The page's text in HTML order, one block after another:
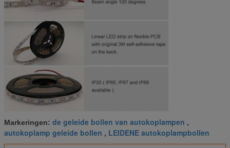
Markeringen: de geleide bollen van autokoplampen ,
autokoplamp geleide bollen , LEIDENE autokoplampbollen